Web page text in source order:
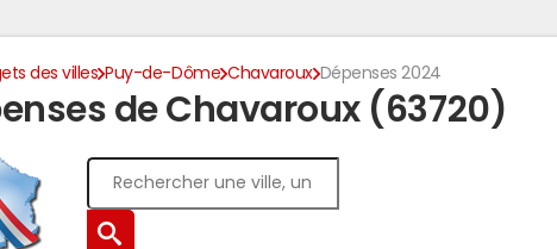
des villes Puy-de-Dôme Chavaroux Dépenses 2024
de Chavaroux (63720)